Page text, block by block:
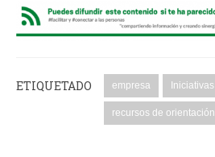
ETIQUETADO empresa
recursos de orientación